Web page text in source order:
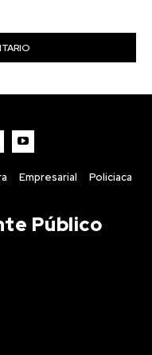
Empresarial Policiaca
Público